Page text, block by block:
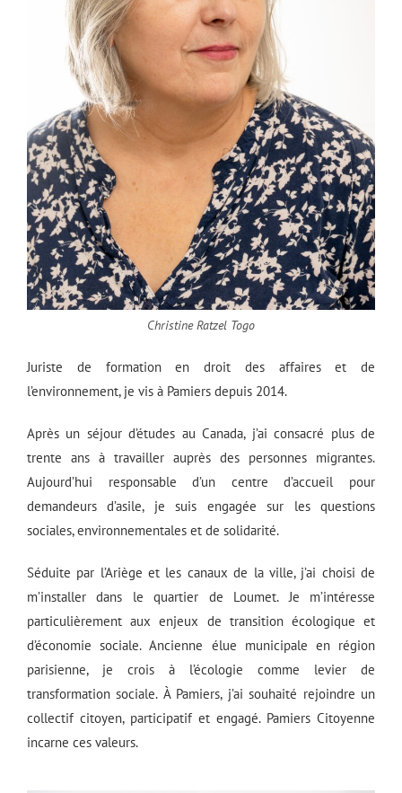
Christine Ratzel Togo
Juriste de formation en droit des affaires et de
l’environnement, je vis à Pamiers depuis 2014.
Après un séjour d’études au Canada, j’ai consacré plus de
trente ans à travailler auprès des personnes migrantes.
Aujourd’hui responsable d’un centre d’accueil pour
demandeurs d’asile, je suis engagée sur les questions
sociales, environnementales et de solidarité.
Séduite par l’Ariège et les canaux de la ville, j’ai choisi de
m’installer dans le quartier de Loumet. Je m’intéresse
particulièrement aux enjeux de transition écologique et
d’économie sociale. Ancienne élue municipale en région
parisienne, je crois à l’écologie comme levier de
transformation sociale. À Pamiers, j’ai souhaité rejoindre un
collectif citoyen, participatif et engagé. Pamiers Citoyenne
incarne ces valeurs.